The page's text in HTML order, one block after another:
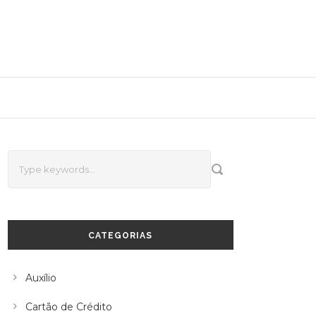
CATEGORIAS
Auxílio
Cartão de Crédito